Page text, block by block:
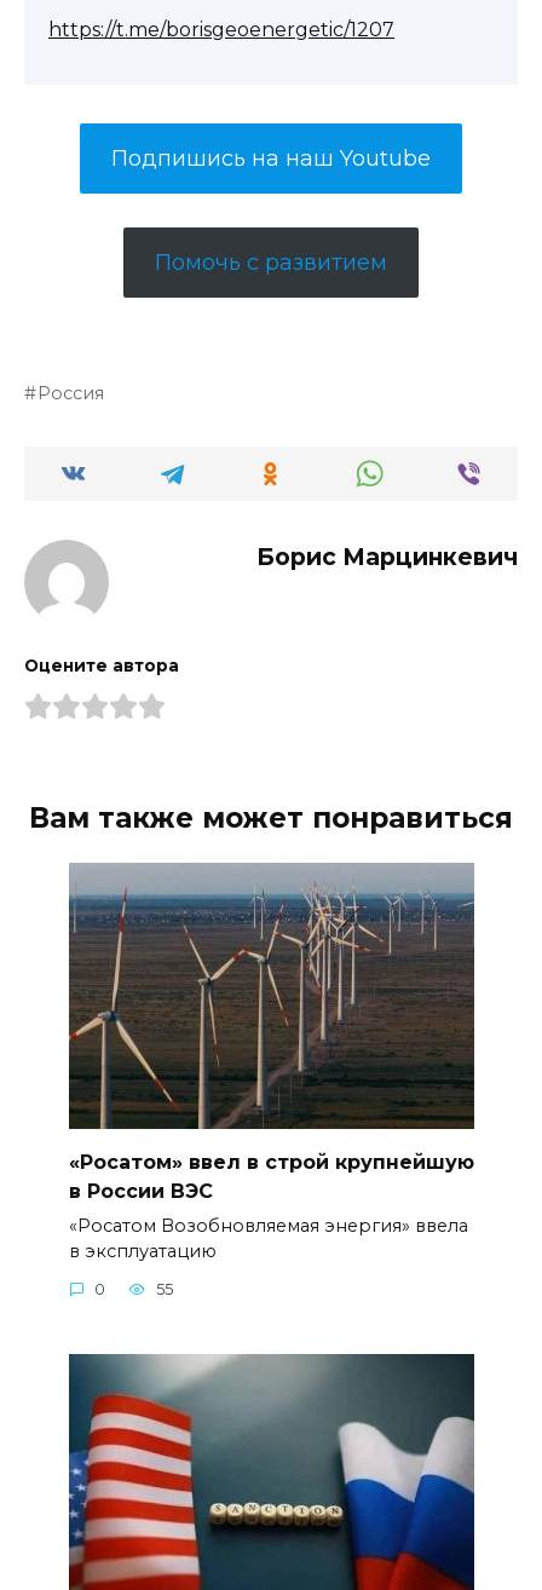
https://t.me/borisgeoenergetic/1207
Подпишись на наш Youtube
Помочь с развитием
Россия
Борис Марцинкевич
Оцените автора
Вам также может понравиться
«Росатом» ввел в строй крупнейшую
в России ВЭС
«Росатом Возобновляемая энергия» ввела
в эксплуатацию
0 55